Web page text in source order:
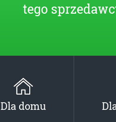
tego
Dla domu